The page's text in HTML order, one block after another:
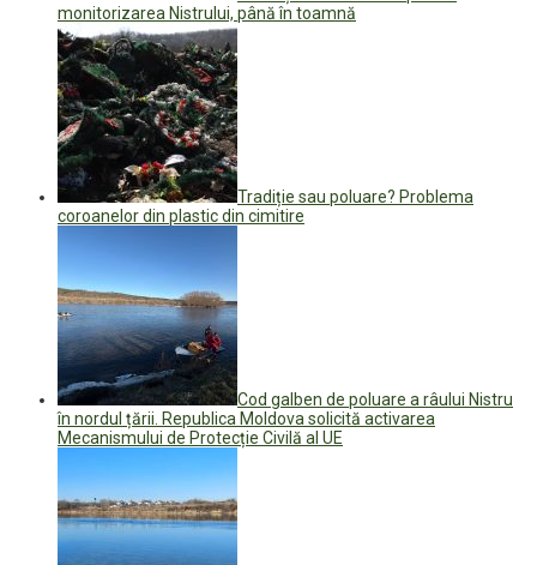
monitorizarea Nistrului, până în toamnă
Tradiție sau poluare? Problema
coroanelor din plastic din cimitire
Cod galben de poluare a râului Nistru
în nordul țării. Republica Moldova solicită activarea
Mecanismului de Protecție Civilă al UE